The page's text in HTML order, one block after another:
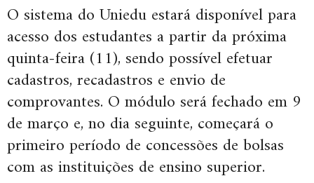
O sistema do Uniedu estará disponível para
acesso dos estudantes a partir da próxima
quinta-feira (11), sendo possível efetuar
cadastros, recadastros e envio de
comprovantes. O módulo será fechado em 9
de março e, no dia seguinte, começará o
primeiro período de concessões de bolsas
com as instituições de ensino superior.